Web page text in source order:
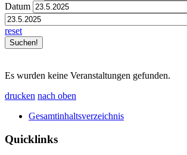
Datum
reset
Es wurden keine Veranstaltungen gefunden.
drucken nach oben
Gesamtinhaltsverzeichnis
Quicklinks